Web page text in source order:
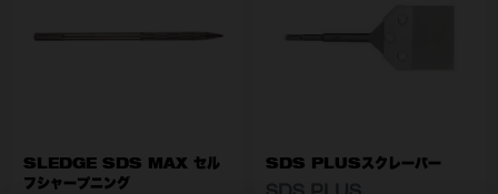
SLEDGE SDS MAX セル
フシャープニング
SDS PLUSスクレーパー